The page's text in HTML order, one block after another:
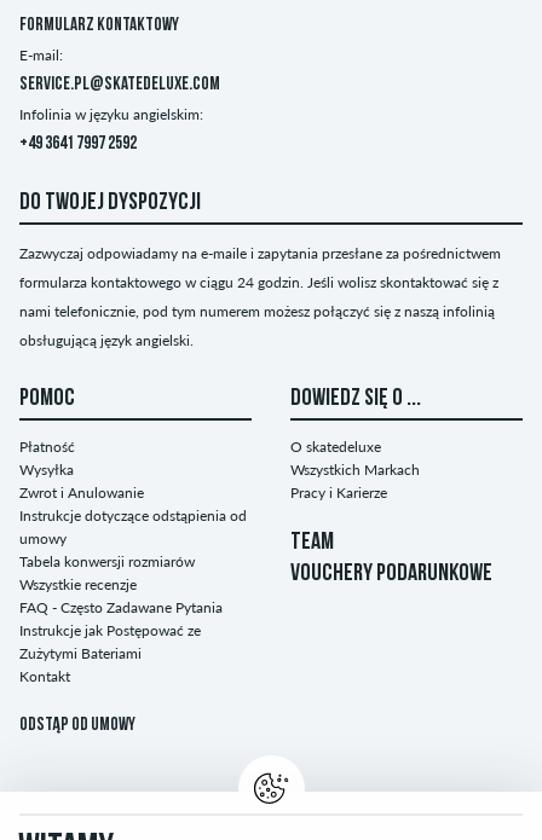
Formularz kontaktowy
E-mail:
service.pl@skatedeluxe.com
Infolinia w języku angielskim:
+49 3641 7997 2592
DO TWOJEJ DYSPOZYCJI
Zazwyczaj odpowiadamy na e-maile i zapytania przesłane za pośrednictwem
formularza kontaktowego w ciągu 24 godzin. Jeśli wolisz skontaktować się z
nami telefonicznie, pod tym numerem możesz połączyć się z naszą infolinią
obsługującą język angielski.
POMOC
Płatność
Wysyłka
Zwrot i Anulowanie
Instrukcje dotyczące odstąpienia od
umowy
Tabela konwersji rozmiarów
Wszystkie recenzje
FAQ - Często Zadawane Pytania
Instrukcje jak Postępować ze
Zużytymi Bateriami
Kontakt
Odstąp od umowy
DOWIEDZ SIĘ O ...
O skatedeluxe
Wszystkich Markach
Pracy i Karierze
TEAM
VOUCHERY PODARUNKOWE